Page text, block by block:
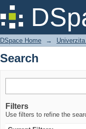
Search
DSpace Home →
Search
Filters
Use filters to refine the